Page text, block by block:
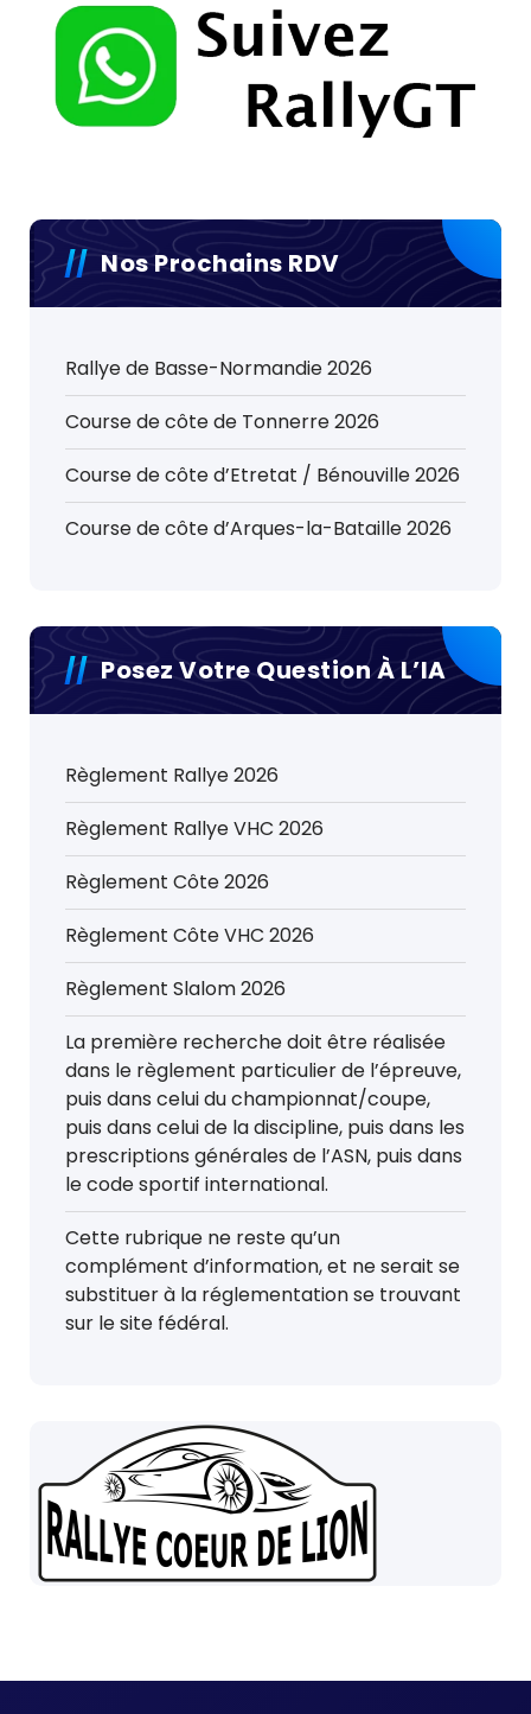
Nos Prochains RDV
Rallye de Basse-Normandie 2026
Course de côte de Tonnerre 2026
Course de côte d’Etretat / Bénouville 2026
Course de côte d’Arques-la-Bataille 2026
Posez Votre Question À L’IA
Règlement Rallye 2026
Règlement Rallye VHC 2026
Règlement Côte 2026
Règlement Côte VHC 2026
Règlement Slalom 2026
La première recherche doit être réalisée
dans le règlement particulier de l’épreuve,
puis dans celui du championnat/coupe,
puis dans celui de la discipline, puis dans les
prescriptions générales de l’ASN, puis dans
le code sportif international.
Cette rubrique ne reste qu’un
complément d’information, et ne serait se
substituer à la réglementation se trouvant
sur le site fédéral.